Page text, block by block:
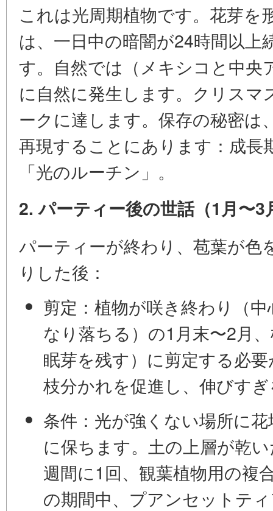
これは光周期植物です。花芽を
は、一日中の暗闇が24時間以
す。自然では（メキシコと中央
に自然に発生します。クリス
ークに達します。保存の秘密は
再現することにあります：成長
「光のルーチン」。
2. パーティー後の世話（1月〜
パーティーが終わり、苞葉が色
りした後：
剪定： 植物が咲き終わり（
なり落ちる）の1月末〜2月
眠芽を残す）に剪定する必
枝分かれを促進し、伸びす
条件： 光が強くない場所に
に保ちます。土の上層が乾
週間に1回、観葉植物用の複
の期間中、プアンセットテ